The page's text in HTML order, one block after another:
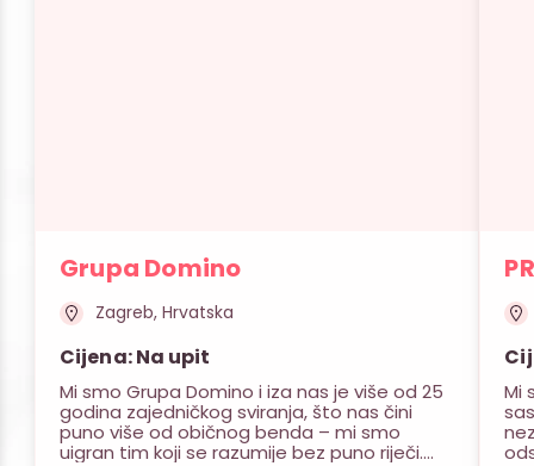
Grupa Domino
Zagreb, Hrvatska
Cijena: Na upit
Mi smo Grupa Domino i iza nas je više od 25
godina zajedničkog sviranja, što nas čini
puno više od običnog benda – mi smo
uigran tim koji se razumije bez puno riječi.
Mi